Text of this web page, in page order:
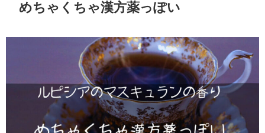
めちゃくちゃ漢方薬っぽい